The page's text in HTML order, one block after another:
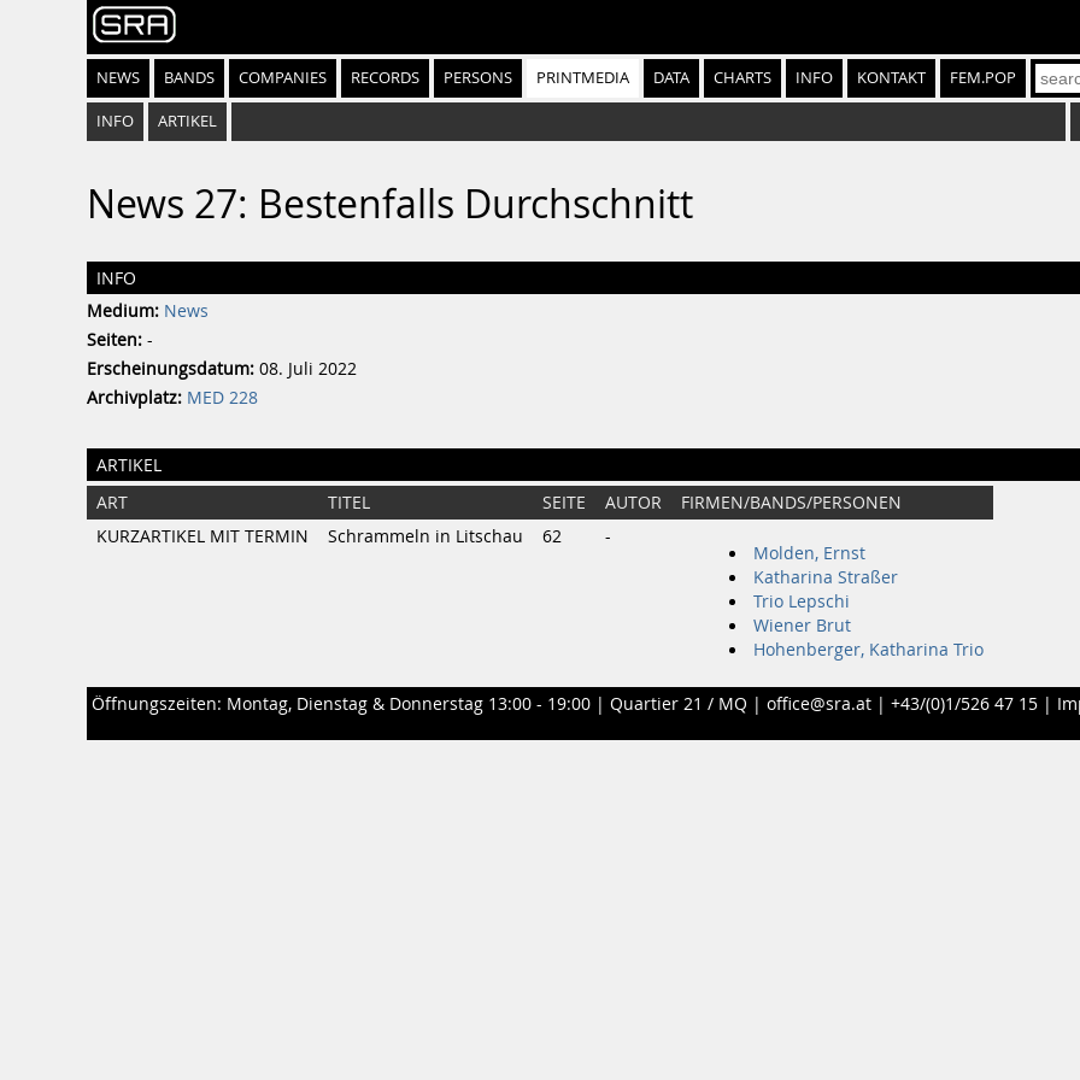
NEWS BANDS COMPANIES RECORDS PERSONS PRINTMEDIA DATA CHARTS INFO KONTAKT FEM.POP
INFO ARTIKEL
News 27: Bestenfalls Durchschnitt
INFO
Medium: News
Seiten: -
Erscheinungsdatum: 08. Juli 2022
Archivplatz: MED 228
ARTIKEL
ART TITEL SEITE AUTOR
FIRMEN/BANDS/PERSONEN
KURZARTIKEL MIT TERMIN
Schrammeln in Litschau 62 -
Molden, Ernst
Katharina Straßer
Trio Lepschi
Wiener Brut
Hohenberger, Katharina Trio
Öffnungszeiten: Montag, Dienstag & Donnerstag 13:00 - 19:00 | Quartier 21 / MQ | office@sra.at | +43/(0)1/526 47 15 |